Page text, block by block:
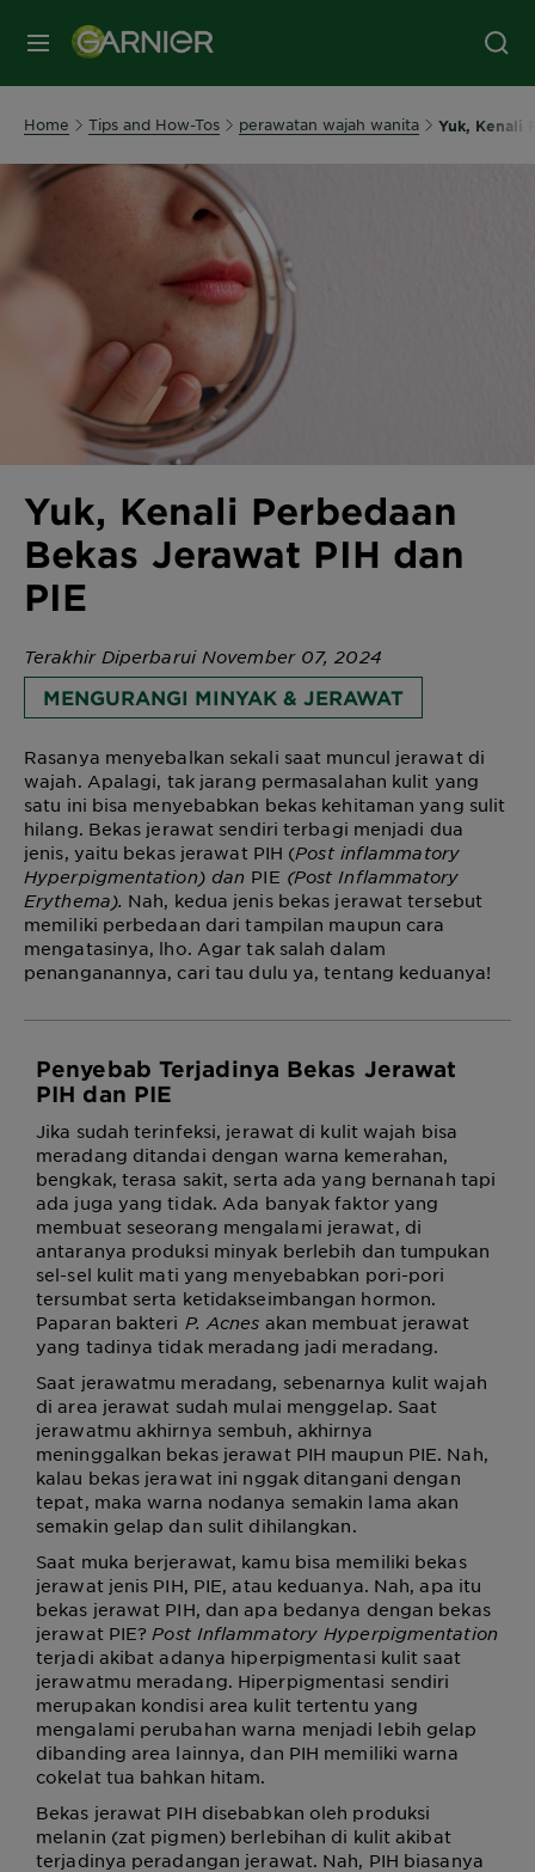
MENU
Home Tips and How-Tos perawatan wajah wanita Yuk, Kenali
Yuk, Kenali Perbedaan
Bekas Jerawat PIH dan
PIE
Terakhir Diperbarui November 07, 2024
MENGURANGI MINYAK & JERAWAT
Rasanya menyebalkan sekali saat muncul jerawat di
wajah. Apalagi, tak jarang permasalahan kulit yang
satu ini bisa menyebabkan bekas kehitaman yang sulit
hilang. Bekas jerawat sendiri terbagi menjadi dua
jenis, yaitu bekas jerawat PIH (Post inflammatory
Hyperpigmentation) dan PIE (Post Inflammatory
Erythema). Nah, kedua jenis bekas jerawat tersebut
memiliki perbedaan dari tampilan maupun cara
mengatasinya, lho. Agar tak salah dalam
penanganannya, cari tau dulu ya, tentang keduanya!
Penyebab Terjadinya Bekas Jerawat
PIH dan PIE
Jika sudah terinfeksi, jerawat di kulit wajah bisa
meradang ditandai dengan warna kemerahan,
bengkak, terasa sakit, serta ada yang bernanah tapi
ada juga yang tidak. Ada banyak faktor yang
membuat seseorang mengalami jerawat, di
antaranya produksi minyak berlebih dan tumpukan
sel-sel kulit mati yang menyebabkan pori-pori
tersumbat serta ketidakseimbangan hormon.
Paparan bakteri P. Acnes akan membuat jerawat
yang tadinya tidak meradang jadi meradang.
Saat jerawatmu meradang, sebenarnya kulit wajah
di area jerawat sudah mulai menggelap. Saat
jerawatmu akhirnya sembuh, akhirnya
meninggalkan bekas jerawat PIH maupun PIE. Nah,
kalau bekas jerawat ini nggak ditangani dengan
tepat, maka warna nodanya semakin lama akan
semakin gelap dan sulit dihilangkan.
Saat muka berjerawat, kamu bisa memiliki bekas
jerawat jenis PIH, PIE, atau keduanya. Nah, apa itu
bekas jerawat PIH, dan apa bedanya dengan bekas
jerawat PIE? Post Inflammatory Hyperpigmentation
terjadi akibat adanya hiperpigmentasi kulit saat
jerawatmu meradang. Hiperpigmentasi sendiri
merupakan kondisi area kulit tertentu yang
mengalami perubahan warna menjadi lebih gelap
dibanding area lainnya, dan PIH memiliki warna
cokelat tua bahkan hitam.
Bekas jerawat PIH disebabkan oleh produksi
melanin (zat pigmen) berlebihan di kulit akibat
terjadinya peradangan jerawat. Nah, PIH biasanya